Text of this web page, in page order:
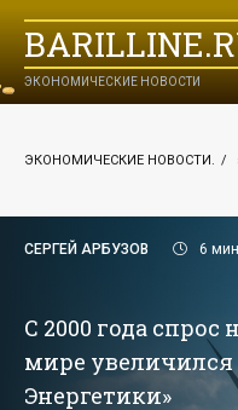
ЭКОНОМИЧЕСКИЕ НОВОСТИ
ЭКОНОМИЧЕСКИЕ НОВОСТИ.
СЕРГЕЙ АРБУЗОВ 6
С 2000 года спрос
мире увеличился
Энергетики»